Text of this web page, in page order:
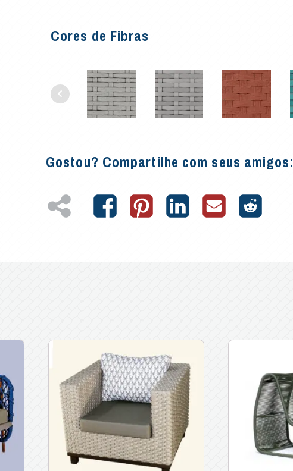
Cores de Fibras
Gostou? Compartilhe com seus amigos: